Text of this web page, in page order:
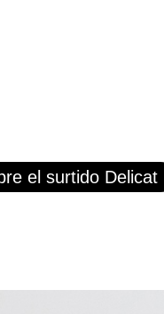
el surtido Delicat